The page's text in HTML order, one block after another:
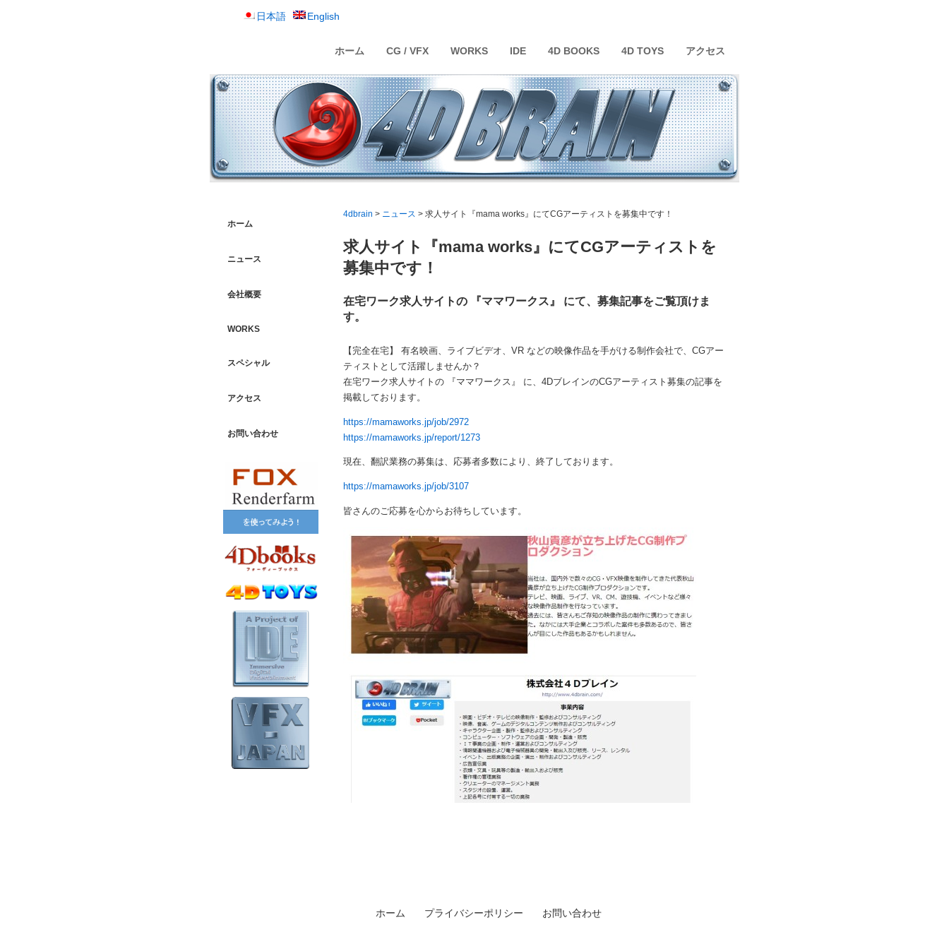
日本語 English
ホーム CG / VFX WORKS IDE 4D BOOKS 4D TOYS アクセス
4dbrain > ニュース > 求人サイト『mama works』にてCGアーティストを募集中です！
求人サイト『mama works』にてCGアーティストを
募集中です！
在宅ワーク求人サイトの 『ママワークス』 にて、募集記事をご覧頂けま
す。
【完全在宅】 有名映画、ライブビデオ、VR などの映像作品を手がける制作会社で、CGアー
ティストとして活躍しませんか？
在宅ワーク求人サイトの 『ママワークス』 に、4DブレインのCGアーティスト募集の記事を
掲載しております。
https://mamaworks.jp/job/2972
https://mamaworks.jp/report/1273
現在、翻訳業務の募集は、応募者多数により、終了しております。
https://mamaworks.jp/job/3107
皆さんのご応募を心からお待ちしています。
ホーム
ニュース
会社概要
WORKS
スペシャル
アクセス
お問い合わせ
ホーム プライバシーポリシー お問い合わせ